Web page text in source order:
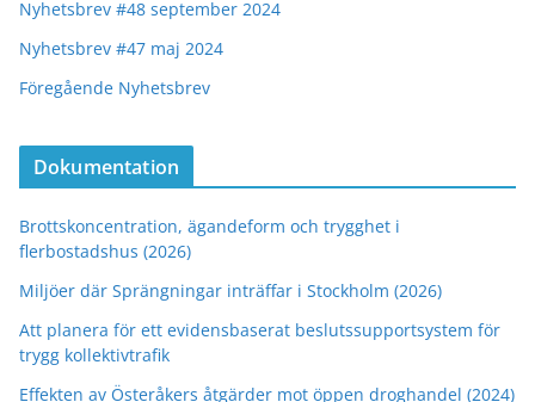
Nyhetsbrev #48 september 2024
Nyhetsbrev #47 maj 2024
Föregående Nyhetsbrev
Dokumentation
Brottskoncentration, ägandeform och trygghet i
flerbostadshus (2026)
Miljöer där Sprängningar inträffar i Stockholm (2026)
Att planera för ett evidensbaserat beslutssupportsystem för
trygg kollektivtrafik
Effekten av Österåkers åtgärder mot öppen droghandel (2024)